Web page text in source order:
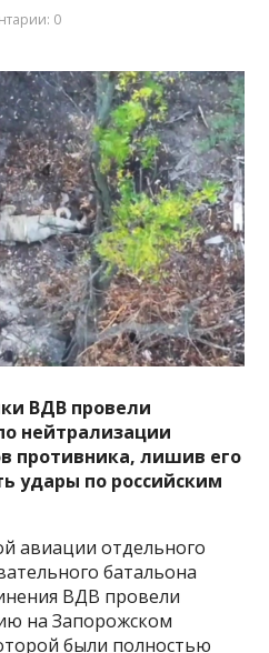
0
ВДВ провели
нейтрализации
противника, лишив его
удары по российским
авиации отдельного
батальона
ВДВ провели
на Запорожском
были полностью